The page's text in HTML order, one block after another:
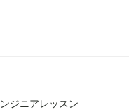
ジニアレッスン